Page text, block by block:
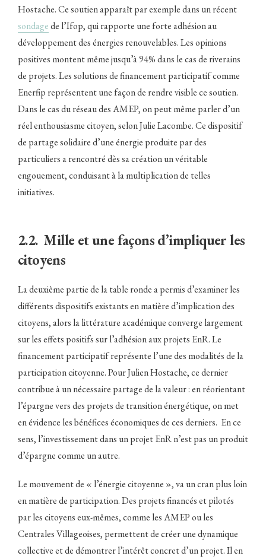
Hostache. Ce soutien apparaît par exemple dans un récent
sondagede l’Ifop, qui rapporte une forte adhésion au
développement des énergies renouvelables. Les opinions
positives montent même jusqu’à 94% dans le cas de riverains
de projets. Les solutions de financement participatif comme
Enerfip représentent une façon de rendre visible ce soutien.
Dans le cas du réseau des AMEP, on peut même parler d’un
réel enthousiasme citoyen, selon Julie Lacombe. Ce dispositif
de partage solidaire d’une énergie produite par des
particuliers a rencontré dès sa création un véritable
engouement, conduisant à la multiplication de telles
initiatives.
2.2. Mille et une façons d’impliquer les
citoyens
La deuxième partie de la table ronde a permis d’examiner les
différents dispositifs existants en matière d’implication des
citoyens, alors la littérature académique converge largement
sur les effets positifs sur l’adhésion aux projets EnR. Le
financement participatif représente l’une des modalités de la
participation citoyenne. Pour Julien Hostache, ce dernier
contribue à un nécessaire partage de la valeur : en réorientant
l’épargne vers des projets de transition énergétique, on met
en évidence les bénéfices économiques de ces derniers. En ce
sens, l’investissement dans un projet EnR n’est pas un produit
d’épargne comme un autre.
Le mouvement de « l’énergie citoyenne », va un cran plus loin
en matière de participation. Des projets financés et pilotés
par les citoyens eux-mêmes, comme les AMEP ou les
Centrales Villageoises, permettent de créer une dynamique
collective et de démontrer l’intérêt concret d’un projet. Il en